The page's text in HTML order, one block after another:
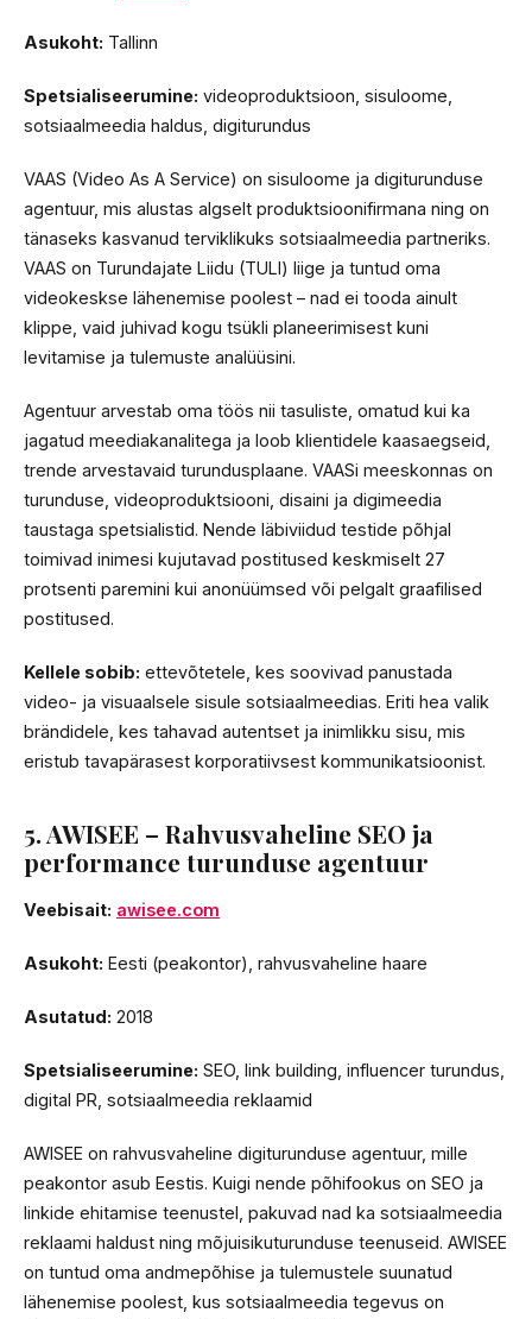
Asukoht: Tallinn
Spetsialiseerumine: videoproduktsioon, sisuloome,
sotsiaalmeedia haldus, digiturundus
VAAS (Video As A Service) on sisuloome ja digiturunduse
agentuur, mis alustas algselt produktsioonifirmana ning on
tänaseks kasvanud terviklikuks sotsiaalmeedia partneriks.
VAAS on Turundajate Liidu (TULI) liige ja tuntud oma
videokeskse lähenemise poolest – nad ei tooda ainult
klippe, vaid juhivad kogu tsükli planeerimisest kuni
levitamise ja tulemuste analüüsini.
Agentuur arvestab oma töös nii tasuliste, omatud kui ka
jagatud meediakanalitega ja loob klientidele kaasaegseid,
trende arvestavaid turundusplaane. VAASi meeskonnas on
turunduse, videoproduktsiooni, disaini ja digimeedia
taustaga spetsialistid. Nende läbiviidud testide põhjal
toimivad inimesi kujutavad postitused keskmiselt 27
protsenti paremini kui anonüümsed või pelgalt graafilised
postitused.
Kellele sobib: ettevõtetele, kes soovivad panustada
video- ja visuaalsele sisule sotsiaalmeedias. Eriti hea valik
brändidele, kes tahavad autentset ja inimlikku sisu, mis
eristub tavapärasest korporatiivsest kommunikatsioonist.
5. AWISEE – Rahvusvaheline SEO ja
performance turunduse agentuur
Veebisait: awisee.com
Asukoht: Eesti (peakontor), rahvusvaheline haare
Asutatud: 2018
Spetsialiseerumine: SEO, link building, influencer turundus,
digital PR, sotsiaalmeedia reklaamid
AWISEE on rahvusvaheline digiturunduse agentuur, mille
peakontor asub Eestis. Kuigi nende põhifookus on SEO ja
linkide ehitamise teenustel, pakuvad nad ka sotsiaalmeedia
reklaami haldust ning mõjuisikuturunduse teenuseid. AWISEE
on tuntud oma andmepõhise ja tulemustele suunatud
lähenemise poolest, kus sotsiaalmeedia tegevus on